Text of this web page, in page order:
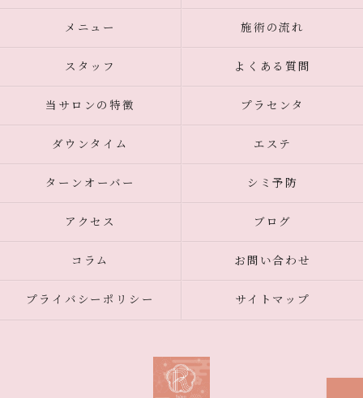
メニュー 施術の流れ
スタッフ よくある質問
当サロンの特徴 プラセンタ
ダウンタイム エステ
ターンオーバー シミ予防
アクセス ブログ
コラム お問い合わせ
プライバシーポリシー サイトマップ